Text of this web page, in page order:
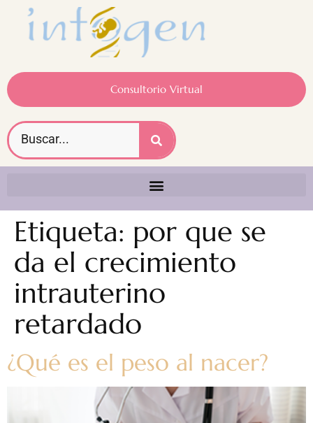
Consultorio Virtual
Etiqueta: por que se
da el crecimiento
intrauterino
retardado
¿Qué es el peso al nacer?